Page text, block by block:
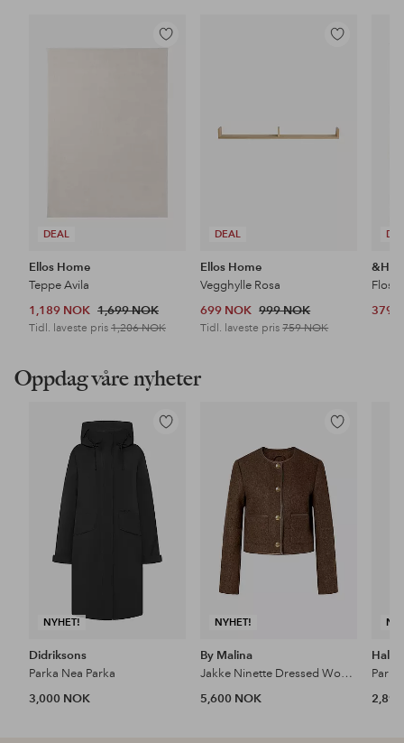
DEAL
Legg
Ellos Home
Teppe Avila
1,189 NOK 1,699 NOK
Tidl. laveste pris 1,206 NOK
DEAL
Legg
Ellos Home
Vegghylle Rosa
699 NOK 999 NOK
Tidl. laveste pris759 NOK
379
Oppdag våre nyheter
NYHET!
Legg
Didriksons
Parka Nea Parka
3,000 NOK
NYHET!
Legg
favoritter
By Malina
Jakke Ninette Dressed Wool Jacket
5,600 NOK
Halti